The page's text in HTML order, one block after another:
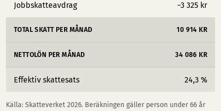
Jobbskatteavdrag −3 325 kr
TOTAL SKATT PER MÅNAD 10 914 KR
NETTOLÖN PER MÅNAD 34 086 KR
Effektiv skattesats 24,3 %
Källa: Skatteverket 2026. Beräkningen gäller person under 66 år